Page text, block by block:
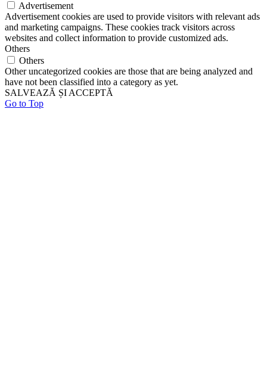
Advertisement
Advertisement cookies are used to provide visitors with relevant ads
and marketing campaigns. These cookies track visitors across
websites and collect information to provide customized ads.
Others
Others
Other uncategorized cookies are those that are being analyzed and
have not been classified into a category as yet.
SALVEAZĂ ȘI ACCEPTĂ
Go to Top